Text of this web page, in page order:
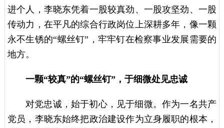
进个人，李晓东凭着一股较真劲、一股攻坚劲、一股
传动力，在平凡的综合行政岗位上深耕多年，像一颗
永不生锈的“螺丝钉”，牢牢钉在检察事业发展需要的
地方。
一颗“较真”的“螺丝钉”，于细微处见忠诚
对党忠诚，始于初心，见于细微。作为一名共产
党员，李晓东始终把政治建设作为立身履职的根本，